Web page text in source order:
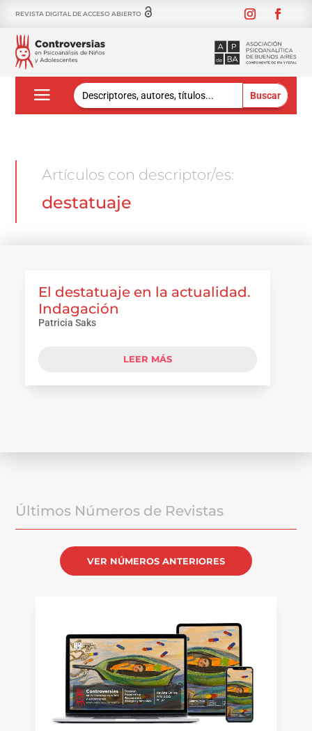
REVISTA DIGITAL DE ACCESO ABIERTO
Buscar:
Artículos con descriptor/es:
destatuaje
El destatuaje en la actualidad.
Indagación
Patricia Saks
LEER MÁS
Últimos Números de Revistas
VER NÚMEROS ANTERIORES